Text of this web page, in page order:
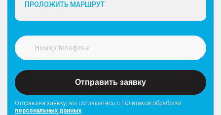
ПРОЛОЖИТЬ МАРШРУТ
Отправить заявку
Отправляя заявку, вы соглашатесь с политикой обработки
персональных данных